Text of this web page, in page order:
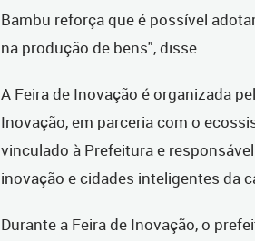
Bambu reforça que é possível
na produção de bens", disse.
A Feira de Inovação é organizada
Inovação, em parceria com o
vinculado à Prefeitura e
inovação e cidades inteligentes da
Durante a Feira de Inovação, o